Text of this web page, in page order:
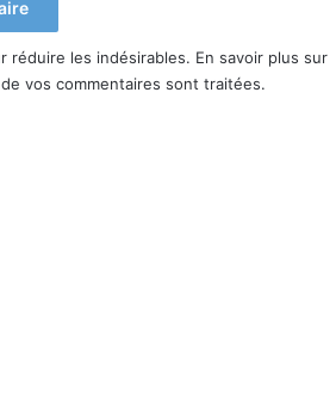
réduire les indésirables. En savoir plus sur
vos commentaires sont traitées.